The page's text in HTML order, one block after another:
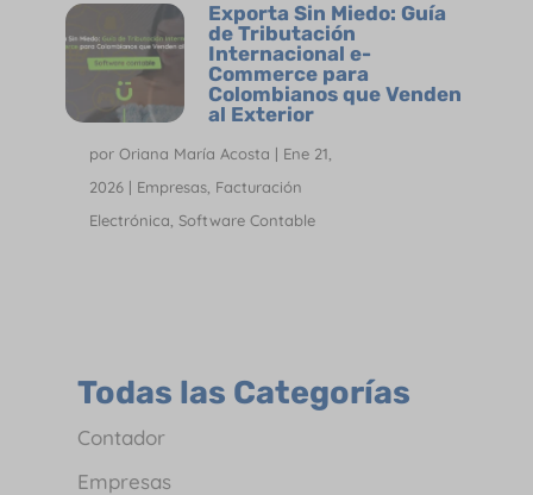
Exporta Sin Miedo: Guía
de Tributación
Internacional e-
Commerce para
Colombianos que Venden
al Exterior
por Oriana María Acosta | Ene 21,
2026| Empresas, Facturación
Electrónica Software Contable
Todas las Categorías
Contador
Empresas